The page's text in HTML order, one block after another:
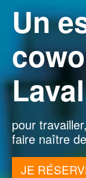
Un
Laval
pour
faire naître
JE